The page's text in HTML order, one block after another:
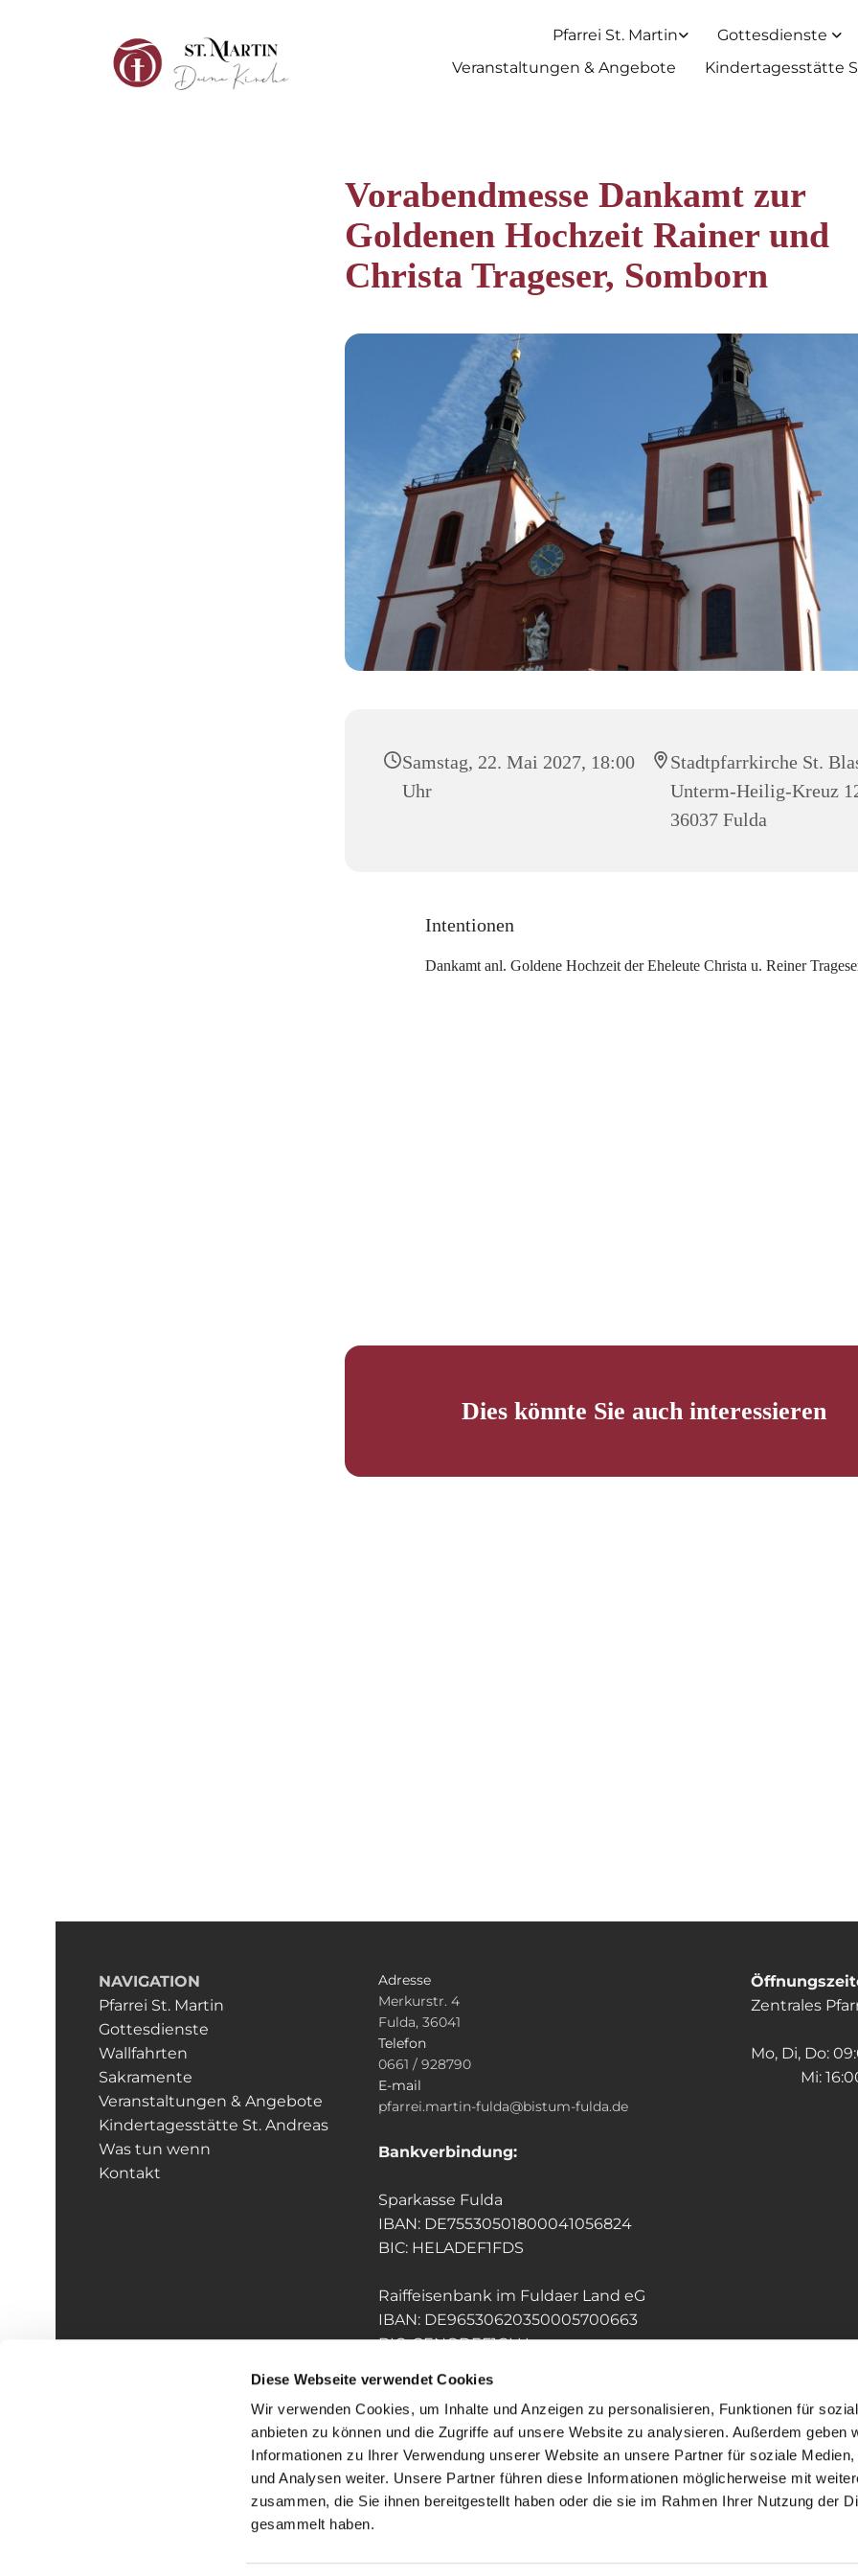
Diese Webseite verwendet Cookies
Wir verwenden Cookies, um Inhalte und Anzeigen zu personalisieren, Funktionen für
anbieten zu können und die Zugriffe auf unsere Website zu analysieren. Außerdem geben
Informationen zu Ihrer Verwendung unserer Website an unsere Partner für soziale Medien,
und Analysen weiter. Unsere Partner führen diese Informationen möglicherweise mit
zusammen, die Sie ihnen bereitgestellt haben oder die sie im Rahmen Ihrer Nutzung der
gesammelt haben.
Pfarrei St. Martin
Gottesdienste
Veranstaltungen & Angebote
Kindertagesstätte
Vorabendmesse Dankamt zur
Goldenen Hochzeit Rainer und
Christa Trageser, Somborn
Samstag, 22. Mai 2027, 18:00
Uhr
Stadtpfarrkirche St.
Unterm-Heilig-Kreuz
36037 Fulda
Intentionen
Dankamt anl. Goldene Hochzeit der Eheleute Christa u. Reiner
Dies könnte Sie auch interessieren
NAVIGATION
Pfarrei St. Martin
Gottesdienste
Wallfahrten
Sakramente
Veranstaltungen & Angebote
Kindertagesstätte St. Andreas
Was tun wenn
Kontakt
Adresse
Merkurstr. 4
Fulda, 36041
Telefon
0661 / 928790
E-mail
pfarrei.martin-fulda@bistum-fulda.de
Bankverbindung:
Sparkasse Fulda
IBAN: DE75530501800041056824
BIC: HELADEF1FDS
Raiffeisenbank im Fuldaer Land eG
IBAN: DE96530620350005700663
BIC: GENODEF1GLU
Zentrales
Mo, Di, Do:
Mi:
Impressum Datenschutzerklärung ChurchDesk-